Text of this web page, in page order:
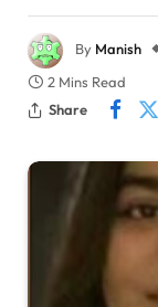
By Manish
2 Mins Read
Share